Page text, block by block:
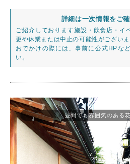
詳細は一次情報をご
ご紹介しております施設・飲食店・イ
更や休業または中止の可能性がございま
おでかけの際には、事前に公式HPな
い。
昼間でも雰囲気のある